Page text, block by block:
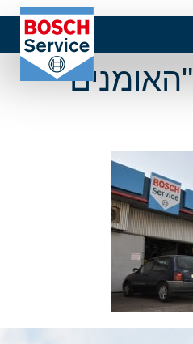
מוסך BCS "האומנים"